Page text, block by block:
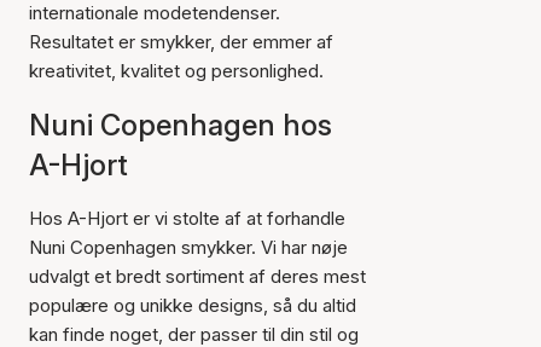
internationale modetendenser.
Resultatet er smykker, der emmer af
kreativitet, kvalitet og personlighed.
Nuni Copenhagen hos
A-Hjort
Hos A-Hjort er vi stolte af at forhandle
Nuni Copenhagen smykker. Vi har nøje
udvalgt et bredt sortiment af deres mest
populære og unikke designs, så du altid
kan finde noget, der passer til din stil og